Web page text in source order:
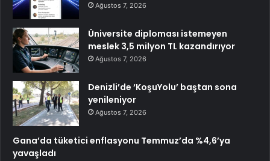
Ağustos 7, 2026
Üniversite diploması istemeyen
meslek 3,5 milyon TL kazandırıyor
Ağustos 7, 2026
Denizli’de ‘KoşuYolu’ baştan sona
yenileniyor
Ağustos 7, 2026
Gana’da tüketici enflasyonu Temmuz’da %4,6’ya
yavaşladı